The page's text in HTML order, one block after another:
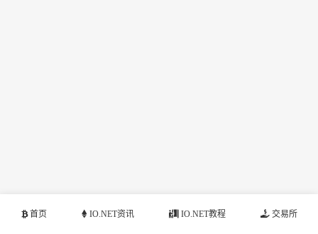
首页 IO.NET资讯 IO.NET教程 交易所